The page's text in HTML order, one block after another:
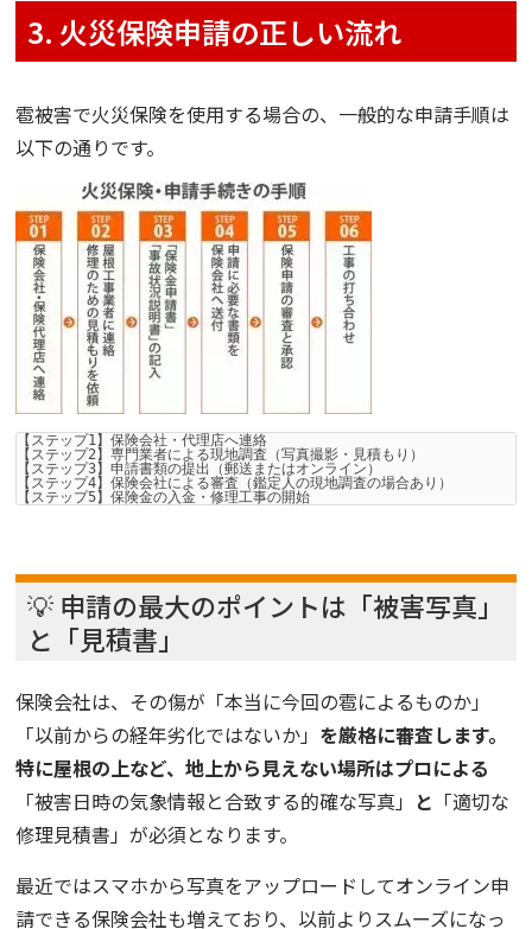
3. 火災保険申請の正しい流れ
雹被害で火災保険を使用する場合の、一般的な申請手順は
以下の通りです。
【ステップ1】保険会社・代理店へ連絡
【ステップ2】専門業者による現地調査（写真撮影・見積もり）
【ステップ3】申請書類の提出（郵送またはオンライン）
【ステップ4】保険会社による審査（鑑定人の現地調査の場合あり）
💡 申請の最大のポイントは「被害写真」
と「見積書」
保険会社は、その傷が「本当に今回の雹によるものか」
「以前からの経年劣化ではないか」 を厳格に審査します。
特に屋根の上など、地上から見えない場所はプロによる
「被害日時の気象情報と合致する的確な写真」 と 「適切な
修理見積書」が必須となります。
最近ではスマホから写真をアップロードしてオンライン申
請できる保険会社も増えており、以前よりスムーズになっ